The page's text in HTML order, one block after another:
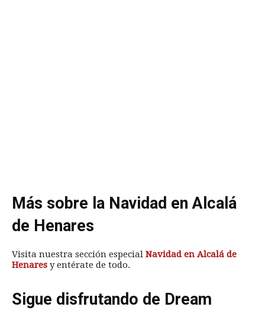
Más sobre la Navidad en Alcalá
de Henares
Visita nuestra sección especial Navidad en Alcalá de
Henares y entérate de todo.
Sigue disfrutando de Dream